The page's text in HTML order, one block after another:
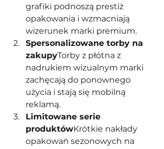
grafiki podnoszą prestiż
opakowania i wzmacniają
wizerunek marki premium.
Spersonalizowane torby na
zakupyTorby z płótna z
nadrukiem wizualnym marki
zachęcają do ponownego
użycia i stają się mobilną
reklamą.
Limitowane serie
produktówKrótkie nakłady
opakowań sezonowych na